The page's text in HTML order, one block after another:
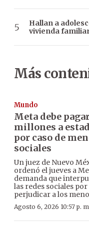
Hallan a
vivienda
Más
Mundo
Meta debe
millones a
por caso de
sociales
Un juez de Nuevo
ordenó el jueves a
demanda que
las redes sociales
perjudicar a los
Agosto 6, 2026 10:57 p.